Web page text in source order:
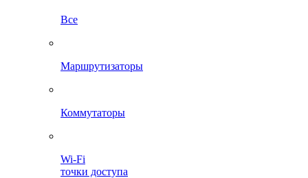
Все
Маршрутизаторы
Коммутаторы
Wi-Fi
точки доступа